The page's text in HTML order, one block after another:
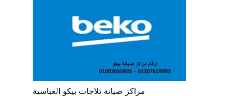
مراكز صيانة ثلاجات بيكو العباسية